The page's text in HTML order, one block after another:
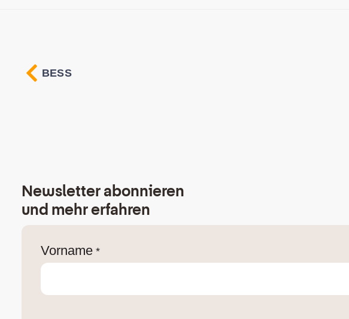
BESS
Newsletter abonnieren
und mehr erfahren
Vorname *